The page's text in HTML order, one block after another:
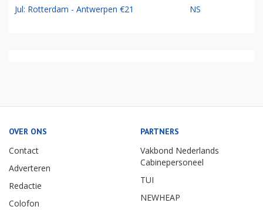
Jul: Rotterdam - Antwerpen €21 NS
OVER ONS
Contact
Adverteren
Redactie
Colofon
PARTNERS
Vakbond Nederlands
Cabinepersoneel
TUI
NEWHEAP